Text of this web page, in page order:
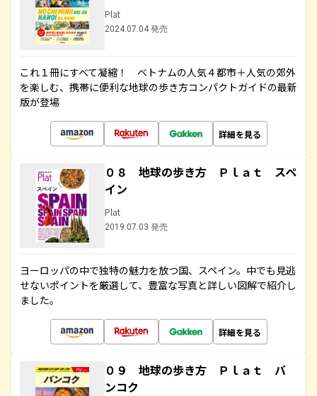
Plat
2024.07.04 発売
これ１冊にすべて凝縮！ ベトナムの人気４都市＋人気の郊外
を楽しむ、携帯に便利な地球の歩き方コンパクトガイドの最新
版が登場
詳細を見る
０８ 地球の歩き方 Ｐｌａｔ スペ
イン
Plat
2019.07.03 発売
ヨーロッパの中で独特の魅力を放つ国、スペイン。中でも見逃
せないポイントを厳選して、豊富な写真と詳しい図解で紹介し
ました。
詳細を見る
０９ 地球の歩き方 Ｐｌａｔ バ
ンコク